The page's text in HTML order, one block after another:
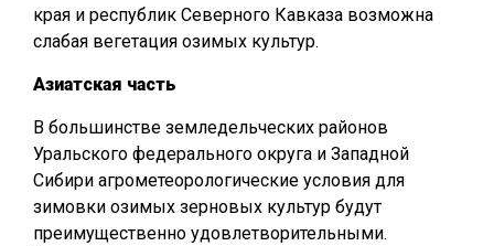
края и республик Северного Кавказа возможна
слабая вегетация озимых культур.
Азиатская часть
В большинстве земледельческих районов
Уральского федерального округа и Западной
Сибири агрометеорологические условия для
зимовки озимых зерновых культур будут
преимущественно удовлетворительными.